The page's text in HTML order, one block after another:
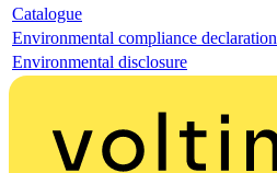
Catalogue
Environmental compliance declaration
Environmental disclosure